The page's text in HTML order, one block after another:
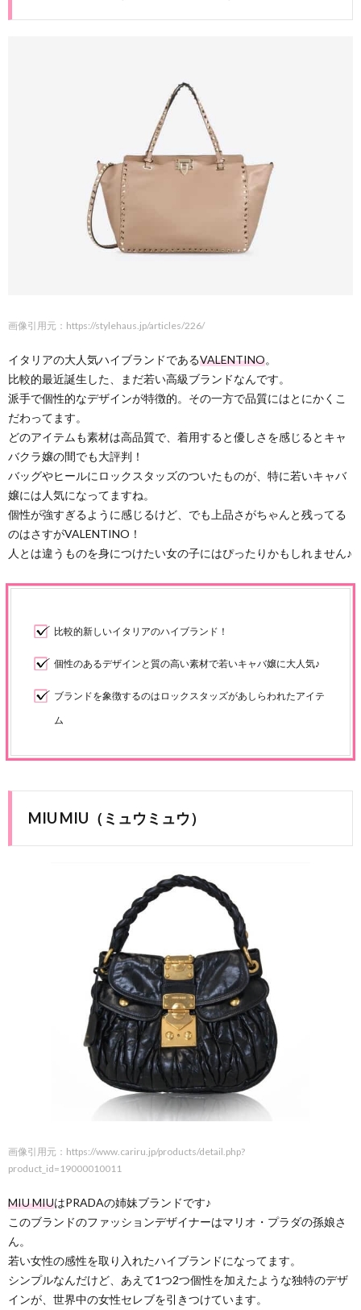
画像引用元：https://stylehaus.jp/articles/226/
イタリアの大人気ハイブランドであるVALENTINO。
比較的最近誕生した、まだ若い高級ブランドなんです。
派手で個性的なデザインが特徴的。その一方で品質にはとにかくこ
だわってます。
どのアイテムも素材は高品質で、着用すると優しさを感じるとキャ
バクラ嬢の間でも大評判！
バッグやヒールにロックスタッズのついたものが、特に若いキャバ
嬢には人気になってますね。
個性が強すぎるように感じるけど、でも上品さがちゃんと残ってる
のはさすがVALENTINO！
人とは違うものを身につけたい女の子にはぴったりかもしれません♪
比較的新しいイタリアのハイブランド！
個性のあるデザインと質の高い素材で若いキャバ嬢に大人気♪
ブランドを象徴するのはロックスタッズがあしらわれたアイテ
ム
MIU MIU（ミュウミュウ）
画像引用元：https://www.cariru.jp/products/detail.php?
product_id=19000010011
MIU MIUはPRADAの姉妹ブランドです♪
このブランドのファッションデザイナーはマリオ・プラダの孫娘さ
ん。
若い女性の感性を取り入れたハイブランドになってます。
シンプルなんだけど、あえて1つ2つ個性を加えたような独特のデザ
インが、世界中の女性セレブを引きつけています。